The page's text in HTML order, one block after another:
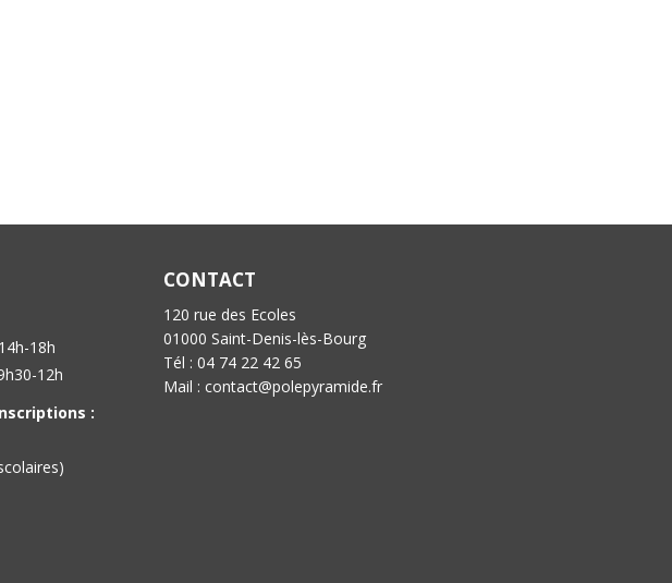
18h
12h
:
CONTACT
120 rue des Ecoles
01000 Saint-Denis-lès-Bourg
Tél : 04 74 22 42 65
Mail : contact@polepyramide.fr